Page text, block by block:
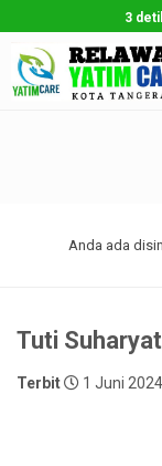
3 detik
Anda ada
Tuti
Terbit 1 Juni 2024